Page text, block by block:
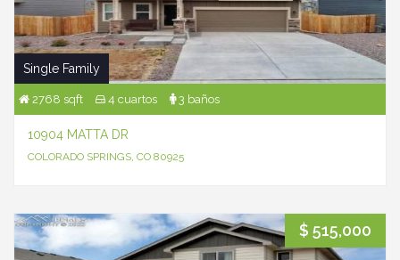
Single Family
2768 sqft 4 cuartos 3 baños
10904 MATTA DR
COLORADO SPRINGS, CO 80925
$ 515,000